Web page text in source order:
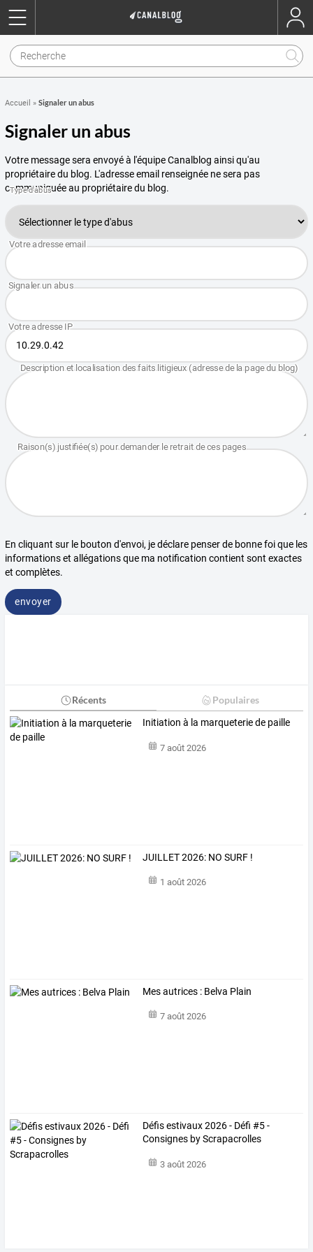
Accueil » Signaler un abus
Signaler un abus
Votre message sera envoyé à l'équipe Canalblog ainsi qu'au
propriétaire du blog. L'adresse email renseignée ne sera pas
communiquée au propriétaire du blog.
En cliquant sur le bouton d'envoi, je déclare penser de bonne foi que les
informations et allégations que ma notification contient sont exactes
et complètes.
envoyer
Récents Populaires
Initiation à la marqueterie de paille
7 août 2026
JUILLET 2026: NO SURF !
1 août 2026
Mes autrices : Belva Plain
7 août 2026
Défis estivaux 2026 - Défi #5 -
Consignes by Scrapacrolles
3 août 2026